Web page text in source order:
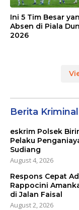
Ini 5 Tim Besar
Absen di Piala
2026
Berita Kriminal
eskrim Polsek
Pelaku
Sudiang
August 4, 2026
Respons Cepat
Rappocini
di Jalan Faisal
August 2, 2026